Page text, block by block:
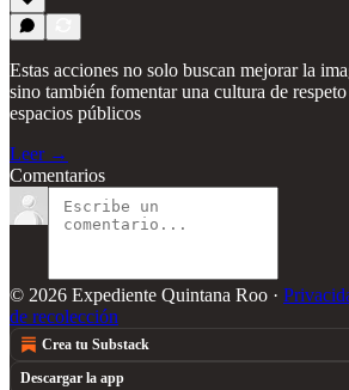
Estas acciones no solo buscan mejorar la
sino también fomentar una cultura de
espacios públicos
Leer →
Comentarios
© 2026 Expediente Quintana Roo ·
de recolección
Crea tu Substack
Descargar la app